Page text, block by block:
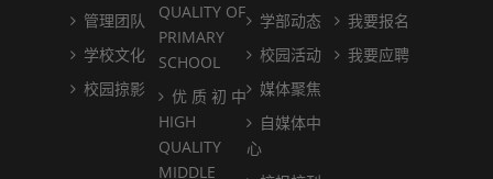
管理团队
学校文化
校园掠影
QUALITY OF
PRIMARY
SCHOOL
优 质 初 中
HIGH
QUALITY
MIDDLE
学部动态
校园活动
媒体聚焦
自媒体中
心
我要报名
我要应聘